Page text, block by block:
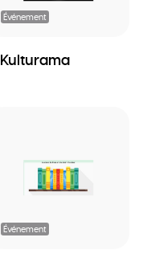
Événement
Kulturama
Événement